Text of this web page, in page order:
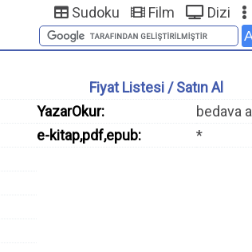
Sudoku Film Dizi
Fiyat Listesi / Satın Al
YazarOkur:
bedava al
e-kitap,pdf,epub:
*